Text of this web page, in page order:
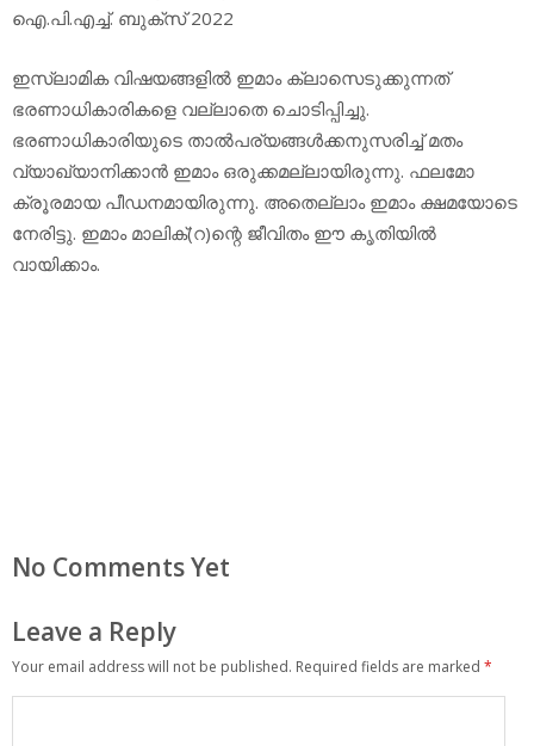
ഐ.പി.എച്ച്. ബുക്‌സ് 2022
ഇസ്ലാമിക വിഷയങ്ങളില്‍ ഇമാം ക്ലാസെടുക്കുന്നത്
ഭരണാധികാരികളെ വല്ലാതെ ചൊടിപ്പിച്ചു.
ഭരണാധികാരിയുടെ താല്‍പര്യങ്ങള്‍ക്കനുസരിച്ച് മതം
വ്യാഖ്യാനിക്കാന്‍ ഇമാം ഒരുക്കമല്ലായിരുന്നു. ഫലമോ
ക്രൂരമായ പീഡനമായിരുന്നു. അതെല്ലാം ഇമാം ക്ഷമയോടെ
നേരിട്ടു. ഇമാം മാലിക്(റ)ന്റെ ജീവിതം ഈ കൃതിയില്‍
വായിക്കാം.
No Comments Yet
Leave a Reply
Your email address will not be published. Required fields are marked *